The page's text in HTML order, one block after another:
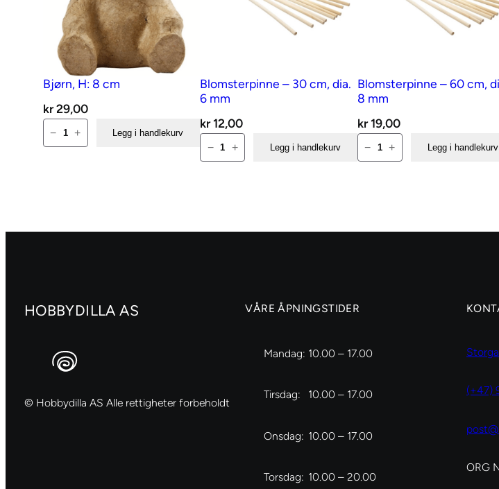
Bjørn, H: 8 cm
kr29,00
Bjørn,
H:
− + Legg i handlekurv
Blomsterpinne – 30 cm, dia.
6 mm
kr12,00
Blomsterpinne
–
− + Legg i handlekurv
Blomsterpinne – 60 cm,
8 mm
kr19,00
Blomsterpinne
–
− + Legg i handlekurv
HOBBYDILLA AS
© Hobbydilla AS Alle rettigheter forbeholdt
VÅRE ÅPNINGSTIDER
Mandag: 10.00 – 17.00
Tirsdag: 10.00 – 17.00
Onsdag: 10.00 – 17.00
Torsdag: 10.00 – 20.00
(+47)
ORG